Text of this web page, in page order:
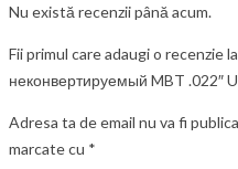
Nu există recenzii până acum.
Fii primul care adaugi o recenzie
неконвертируемый MBT .022″
Adresa ta de email nu va fi
marcate cu *